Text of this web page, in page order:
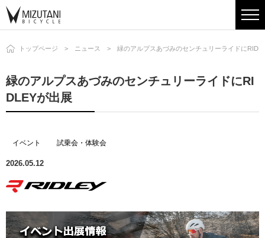
トップページ ニュース 緑のアルプスあづみのセンチュリーライドに
緑のアルプスあづみのセンチュリーライドにRI
DLEYが出展
イベント 試乗会・体験会
2026.05.12